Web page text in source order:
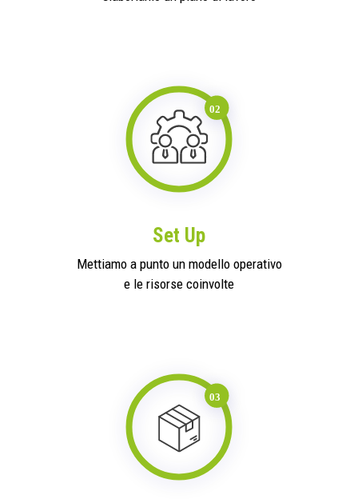
Set Up
Mettiamo a punto un modello operativo
e le risorse coinvolte